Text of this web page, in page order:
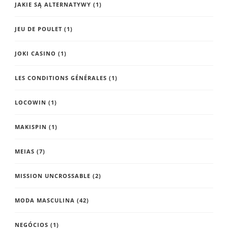
JAKIE SĄ ALTERNATYWY (1)
JEU DE POULET (1)
JOKI CASINO (1)
LES CONDITIONS GÉNÉRALES (1)
LOCOWIN (1)
MAKISPIN (1)
MEIAS (7)
MISSION UNCROSSABLE (2)
MODA MASCULINA (42)
NEGÓCIOS (1)